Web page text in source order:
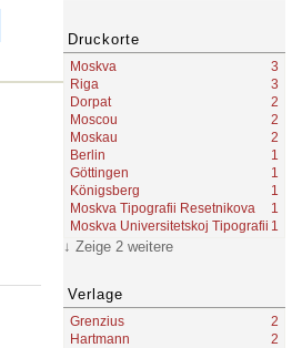
Druckorte
3
Moskva
3
Riga
2
Dorpat
2
Moscou
2
Moskau
1
Berlin
1
Göttingen
1
Königsberg
1
Moskva Tipografii Resetnikova
1
Moskva Universitetskoj Tipografii
Zeige 2 weitere
Verlage
2
Grenzius
2
Hartmann